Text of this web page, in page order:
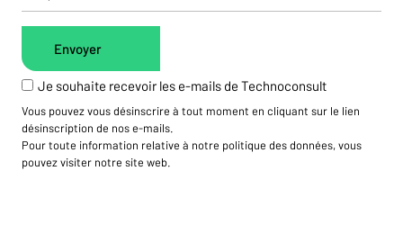
Je souhaite recevoir les e-mails de Technoconsult
Vous pouvez vous désinscrire à tout moment en cliquant sur le lien
désinscription de nos e-mails.
Pour toute information relative à notre politique des données, vous
pouvez visiter notre site web.